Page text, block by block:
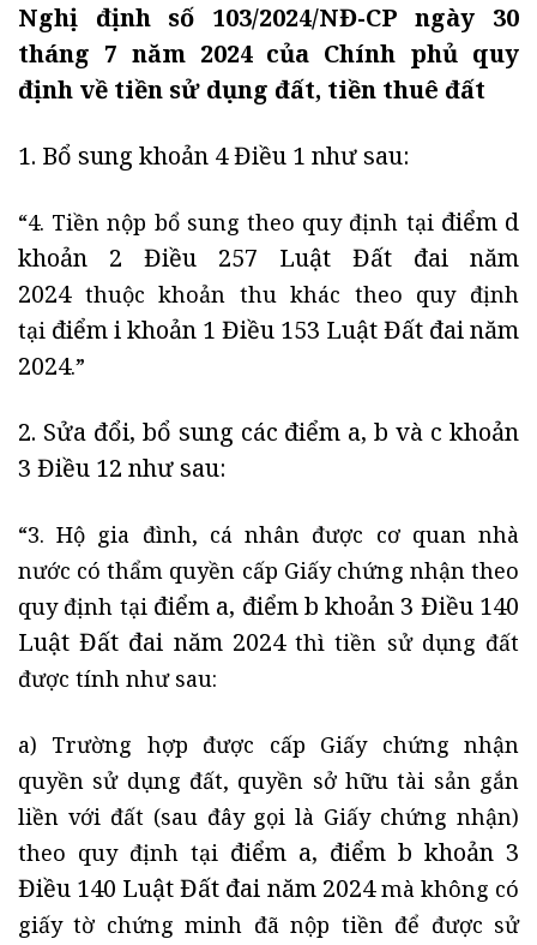
Nghị định số 103/2024/NĐ-CP ngày 30
tháng 7 năm 2024 của Chính phủ quy
định về tiền sử dụng đất, tiền thuê đất
1. Bổ sung khoản 4Điều 1 như sau:
“4. Tiền nộp bổ sung theo quy định tại điểm d
khoản 2 Điều 257 Luật Đất đai năm
2024thuộc khoản thu khác theo quy định
tại điểm i khoản 1 Điều 153 Luật Đất đai năm
2024.”
2. Sửa đổi, bổ sung các điểm a, b và c khoản
3 Điều 12 như sau:
“3. Hộ gia đình, cá nhân được cơ quan nhà
nước có thẩm quyền cấp Giấy chứng nhận theo
quy định tại điểm a, điểm b khoản 3 Điều 140
Luật Đất đai năm 2024thì tiền sử dụng đất
được tính như sau:
a) Trường hợp được cấp Giấy chứng nhận
quyền sử dụng đất, quyền sở hữu tài sản gắn
liền với đất (sau đây gọi là Giấy chứng nhận)
theo quy định tại điểm a, điểm b khoản 3
Điều 140 Luật Đất đai năm 2024mà không có
giấy tờ chứng minh đã nộp tiền để được sử